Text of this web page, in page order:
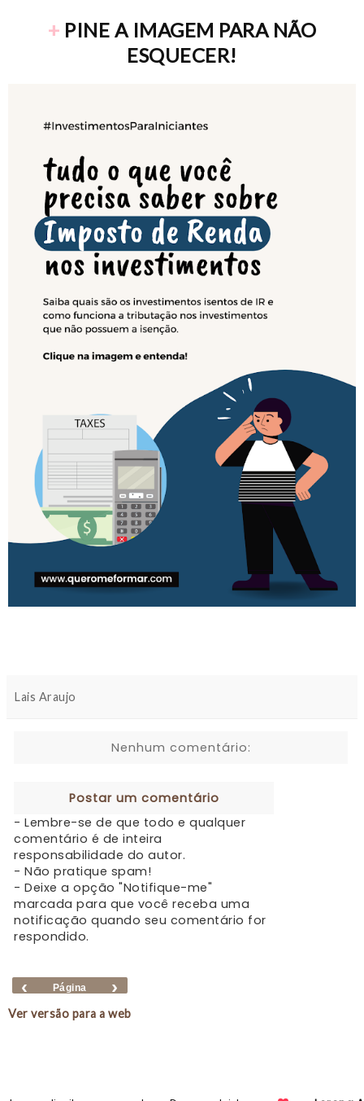
+ PINE A IMAGEM PARA NÃO
ESQUECER!
Lais Araujo
Nenhum comentário:
Postar um comentário
- Lembre-se de que todo e qualquer
comentário é de inteira
responsabilidade do autor.
- Não pratique spam!
- Deixe a opção "Notifique-me"
marcada para que você receba uma
notificação quando seu comentário for
respondido.
‹ ›
Página
Ver versão para a web